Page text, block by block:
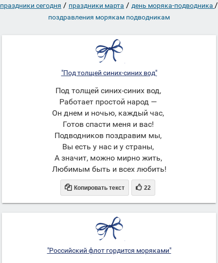
праздники сегодня / праздники марта / день моряка-подводника /
поздравления морякам подводникам
"Под толщей синих-синих вод"
Под толщей синих-синих вод,
Работает простой народ —
Он днем и ночью, каждый час,
Готов спасти меня и вас!
Подводников поздравим мы,
Вы есть у нас и у страны,
А значит, можно мирно жить,
Любимым быть и всех любить!
 Копировать текст  22
"Российский флот гордится моряками"